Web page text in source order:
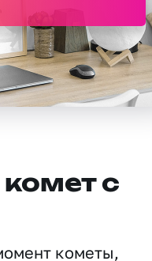
с
кометы,